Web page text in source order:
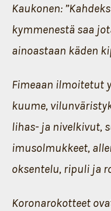
Kaukonen:
kymmenestä saa
ainoastaan käden
Fimeaan ilmoitetut
kuume,
lihas- ja nivelkivut,
imusolmukkeet,
oksentelu, ripuli ja
Koronarokotteet